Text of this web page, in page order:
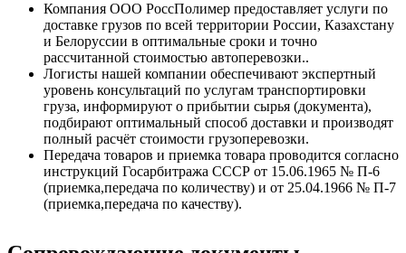
Компания ООО РоссПолимер предоставляет услуги по
доставке грузов по всей территории России, Казахстану
и Белоруссии в оптимальные сроки и точно
рассчитанной стоимостью автоперевозки..
Логисты нашей компании обеспечивают экспертный
уровень консультаций по услугам транспортировки
груза, информируют о прибытии сырья (документа),
подбирают оптимальный способ доставки и производят
полный расчёт стоимости грузоперевозки.
Передача товаров и приемка товара проводится согласно
инструкций Госарбитража СССР от 15.06.1965 № П-6
(приемка,передача по количеству) и от 25.04.1966 № П-7
(приемка,передача по качеству).